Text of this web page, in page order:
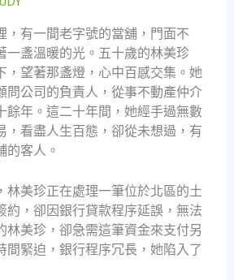
，有一間老字號的當舖，門面不
一盞溫暖的光。五十歲的林美珍
，望著那盞燈，心中百感交集。她
問公司的負責人，從事不動產仲介
餘年。這二十年間，她經手過無數
，看盡人生百態，卻從未想過，有
的客人。
林美珍正在處理一筆位於北區的土
約，卻因銀行貸款程序延誤，無法
林美珍，卻急需這筆資金來支付另
間緊迫，銀行程序冗長，她陷入了